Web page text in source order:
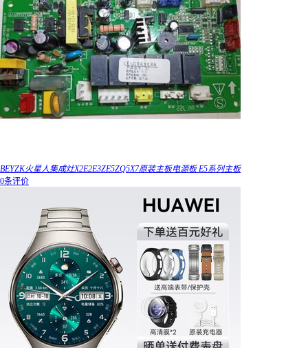
BEYZK火星人集成灶X2E2E3ZE5ZQ5X7原装主板电源板 E5系列主板
0条评价